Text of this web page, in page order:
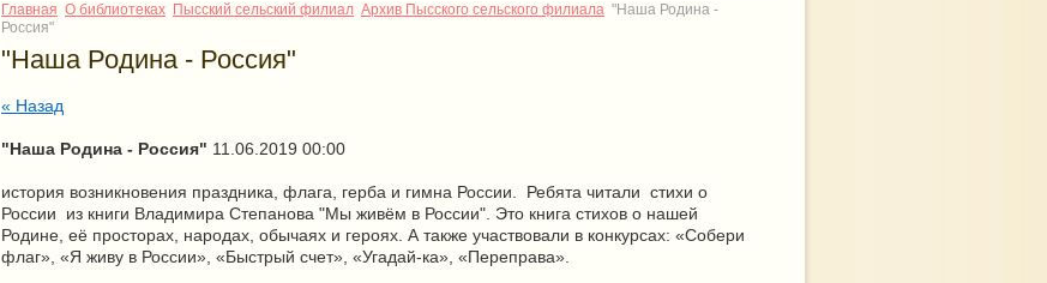
Главная О библиотеках Пысский сельский филиал Архив Пысского сельского филиала "Наша Родина -
Россия"
"Наша Родина - Россия"
« Назад
"Наша Родина - Россия" 11.06.2019 00:00
история возникновения праздника, флага, герба и гимна России. Ребята читали стихи о
России из книги Владимира Степанова "Мы живём в России". Это книга стихов о нашей
Родине, её просторах, народах, обычаях и героях. А также участвовали в конкурсах: «Собери
флаг», «Я живу в России», «Быстрый счет», «Угадай-ка», «Переправа».